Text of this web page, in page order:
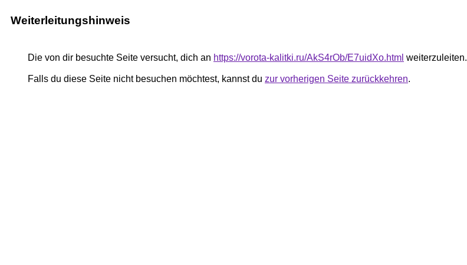
Weiterleitungshinweis
Die von dir besuchte Seite versucht, dich an https://vorota-kalitki.ru/AkS4rOb/E7uidXo.html weiterzuleiten.
Falls du diese Seite nicht besuchen möchtest, kannst du zur vorherigen Seite zurückkehren.